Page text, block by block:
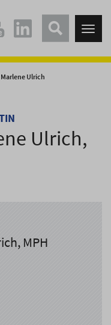
Ulrich
Ulrich,
MPH